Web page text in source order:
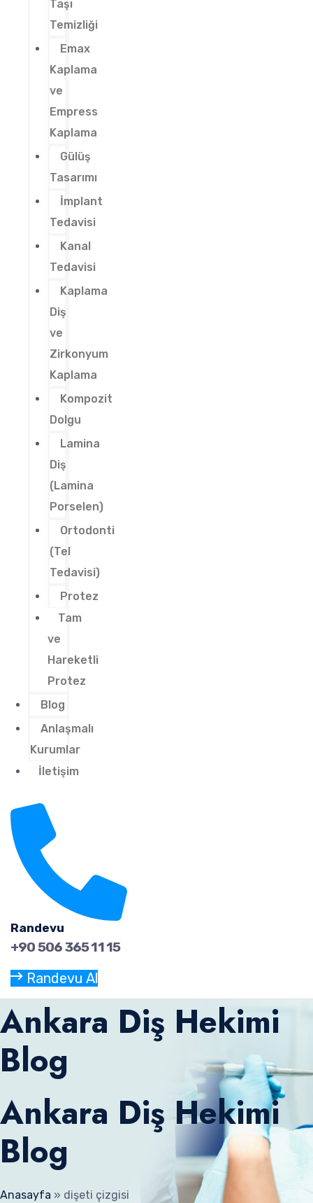
Taşı
Temizliği
Emax
Kaplama
ve
Empress
Kaplama
Gülüş
Tasarımı
İmplant
Tedavisi
Kanal
Tedavisi
Kaplama
Diş
ve
Zirkonyum
Kaplama
Kompozit
Dolgu
Lamina
Diş
(Lamina
Porselen)
Ortodonti
(Tel
Tedavisi)
Protez
Tam
ve
Hareketli
Protez
Blog
Anlaşmalı
Kurumlar
İletişim
Randevu
+90 506 365 11 15
Randevu Al
Ankara Diş Hekimi
Blog
Ankara Diş Hekimi
Blog
Anasayfa » dişeti çizgisi